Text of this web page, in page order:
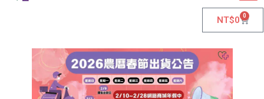
NT$0 0